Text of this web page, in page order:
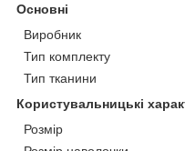
Основні
Виробник
Тип комплекту
Тип тканини
Користувальницькі
Розмір